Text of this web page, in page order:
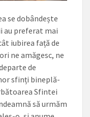
se dobândește
au preferat mai
iubirea față de
ne amăgesc, ne
de
sfinți bineplă­
Sfintei
să urmăm